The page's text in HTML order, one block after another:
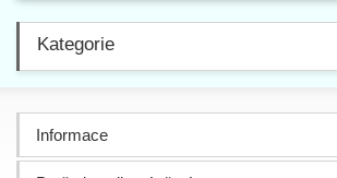
Kategorie
Informace